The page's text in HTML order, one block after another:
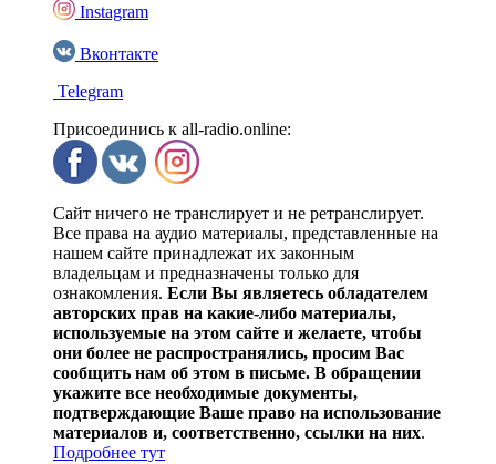
Instagram
Вконтакте
Telegram
Присоединись к all-radio.online:
Сайт ничего не транслирует и не ретранслирует.
Все права на аудио материалы, представленные на
нашем сайте принадлежат их законным
владельцам и предназначены только для
ознакомления. Если Вы являетесь обладателем
авторских прав на какие-либо материалы,
используемые на этом сайте и желаете, чтобы
они более не распространялись, просим Вас
сообщить нам об этом в письме. В обращении
укажите все необходимые документы,
подтверждающие Ваше право на использование
материалов и, соответственно, ссылки на них.
Подробнее тут